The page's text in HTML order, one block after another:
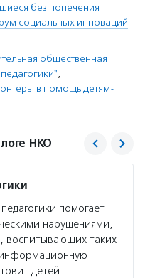
без попечения
социальных инноваций
общественная
,
в помощь детям-
НКО
помогает
нарушениями,
воспитывающих таких
детей